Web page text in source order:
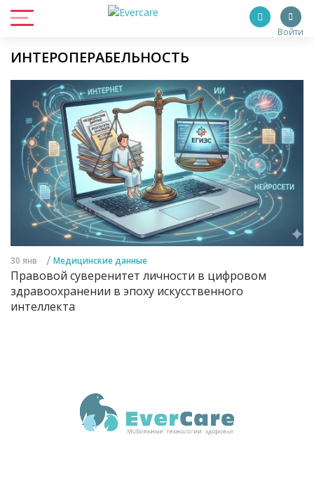
Войти
ИНТЕРОПЕРАБЕЛЬНОСТЬ
30 янв / Медицинские данные
Правовой суверенитет личности в цифровом
здравоохранении в эпоху искусственного
интеллекта